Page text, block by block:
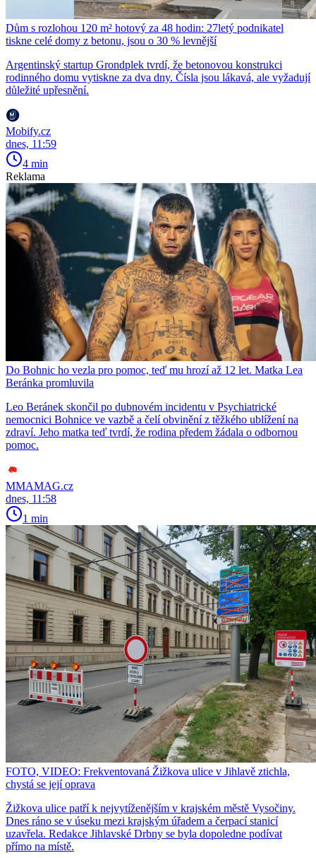
Dům s rozlohou 120 m² hotový za 48 hodin: 27letý podnikatel
tiskne celé domy z betonu, jsou o 30 % levnější
Argentinský startup Grondplek tvrdí, že betonovou konstrukci
rodinného domu vytiskne za dva dny. Čísla jsou lákavá, ale vyžadují
důležité upřesnění.
Mobify.cz
dnes, 11:59
4 min
Reklama
Do Bohnic ho vezla pro pomoc, teď mu hrozí až 12 let. Matka Lea
Beránka promluvila
Leo Beránek skončil po dubnovém incidentu v Psychiatrické
nemocnici Bohnice ve vazbě a čelí obvinění z těžkého ublížení na
zdraví. Jeho matka teď tvrdí, že rodina předem žádala o odbornou
pomoc.
MMAMAG.cz
dnes, 11:58
1 min
FOTO, VIDEO: Frekventovaná Žižkova ulice v Jihlavě ztichla,
chystá se její oprava
Žižkova ulice patří k nejvytíženějším v krajském městě Vysočiny.
Dnes ráno se v úseku mezi krajským úřadem a čerpací stanicí
uzavřela. Redakce Jihlavské Drbny se byla dopoledne podívat
přímo na místě.